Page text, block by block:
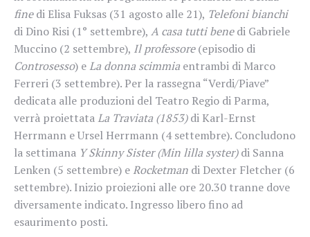
finedi Elisa Fuksas (31 agosto alle 21), Telefoni bianchi
di Dino Risi (1° settembre), A casa tutti benedi Gabriele
Muccino (2 settembre), Il professore(episodio di
Controsesso) eLa donna scimmia entrambi di Marco
Ferreri (3 settembre). Per la rassegna “Verdi/Piave”
dedicata alle produzioni del Teatro Regio di Parma,
verrà proiettataLa Traviata (1853)di Karl-Ernst
Herrmann e Ursel Herrmann (4 settembre). Concludono
la settimana Y Skinny Sister (Min lilla syster)di Sanna
Lenken (5 settembre) eRocketman di Dexter Fletcher (6
settembre). Inizio proiezioni alle ore 20.30 tranne dove
diversamente indicato. Ingresso libero fino ad
esaurimento posti.